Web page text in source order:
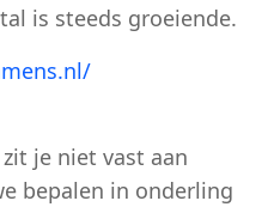
is steeds groeiende.
je niet vast aan
bepalen in onderling